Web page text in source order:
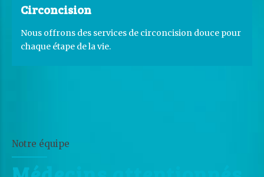
Circoncision
Nous offrons des services de circoncision douce pour
chaque étape de la vie.
Notre équipe